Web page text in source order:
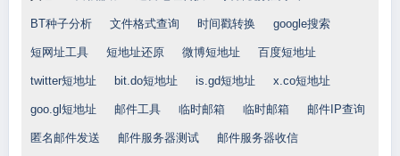
BT种子分析 文件格式查询 时间戳转换 google搜索
短网址工具 短地址还原 微博短地址 百度短地址
twitter短地址 bit.do短地址 is.gd短地址 x.co短地址
goo.gl短地址 邮件工具 临时邮箱 临时邮箱 邮件IP查询
匿名邮件发送 邮件服务器测试 邮件服务器收信